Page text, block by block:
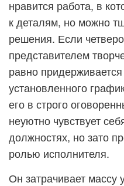
нравится работа, в
к деталям, но можно
решения. Если
представителем
равно
установленного
его в строго
неуютно чувствует
должностях, но зато
ролью исполнителя.
Он затрачивает массу